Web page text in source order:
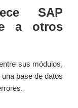
SAP
a otros
sus ​módulos,
base de datos